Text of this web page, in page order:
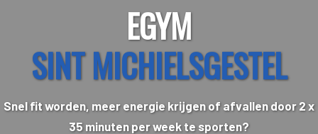
EGYM
SINT MICHIELSGESTEL
Snel fit worden, meer energie krijgen of afvallen door 2 x
35 minuten per week te sporten?